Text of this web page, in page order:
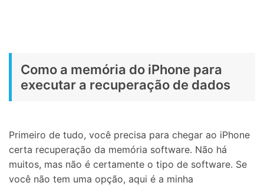
Como a memória do iPhone para
executar a recuperação de dados
Primeiro de tudo, você precisa para chegar ao iPhone
certa recuperação da memória software. Não há
muitos, mas não é certamente o tipo de software. Se
você não tem uma opção, aqui é a minha